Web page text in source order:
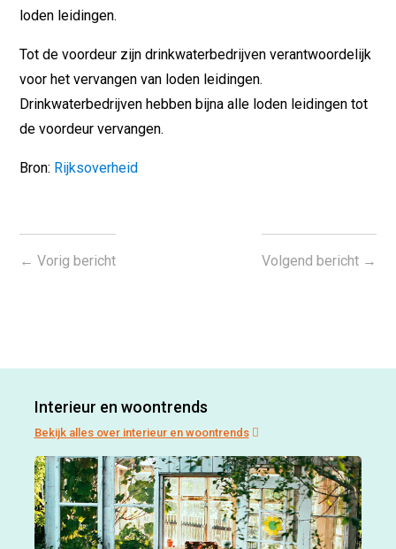
loden leidingen.
Tot de voordeur zijn drinkwaterbedrijven verantwoordelijk
voor het vervangen van loden leidingen.
Drinkwaterbedrijven hebben bijna alle loden leidingen tot
de voordeur vervangen.
Bron: Rijksoverheid
←Vorig bericht Volgend bericht→
Interieur en woontrends
Bekijk alles over interieur en woontrends